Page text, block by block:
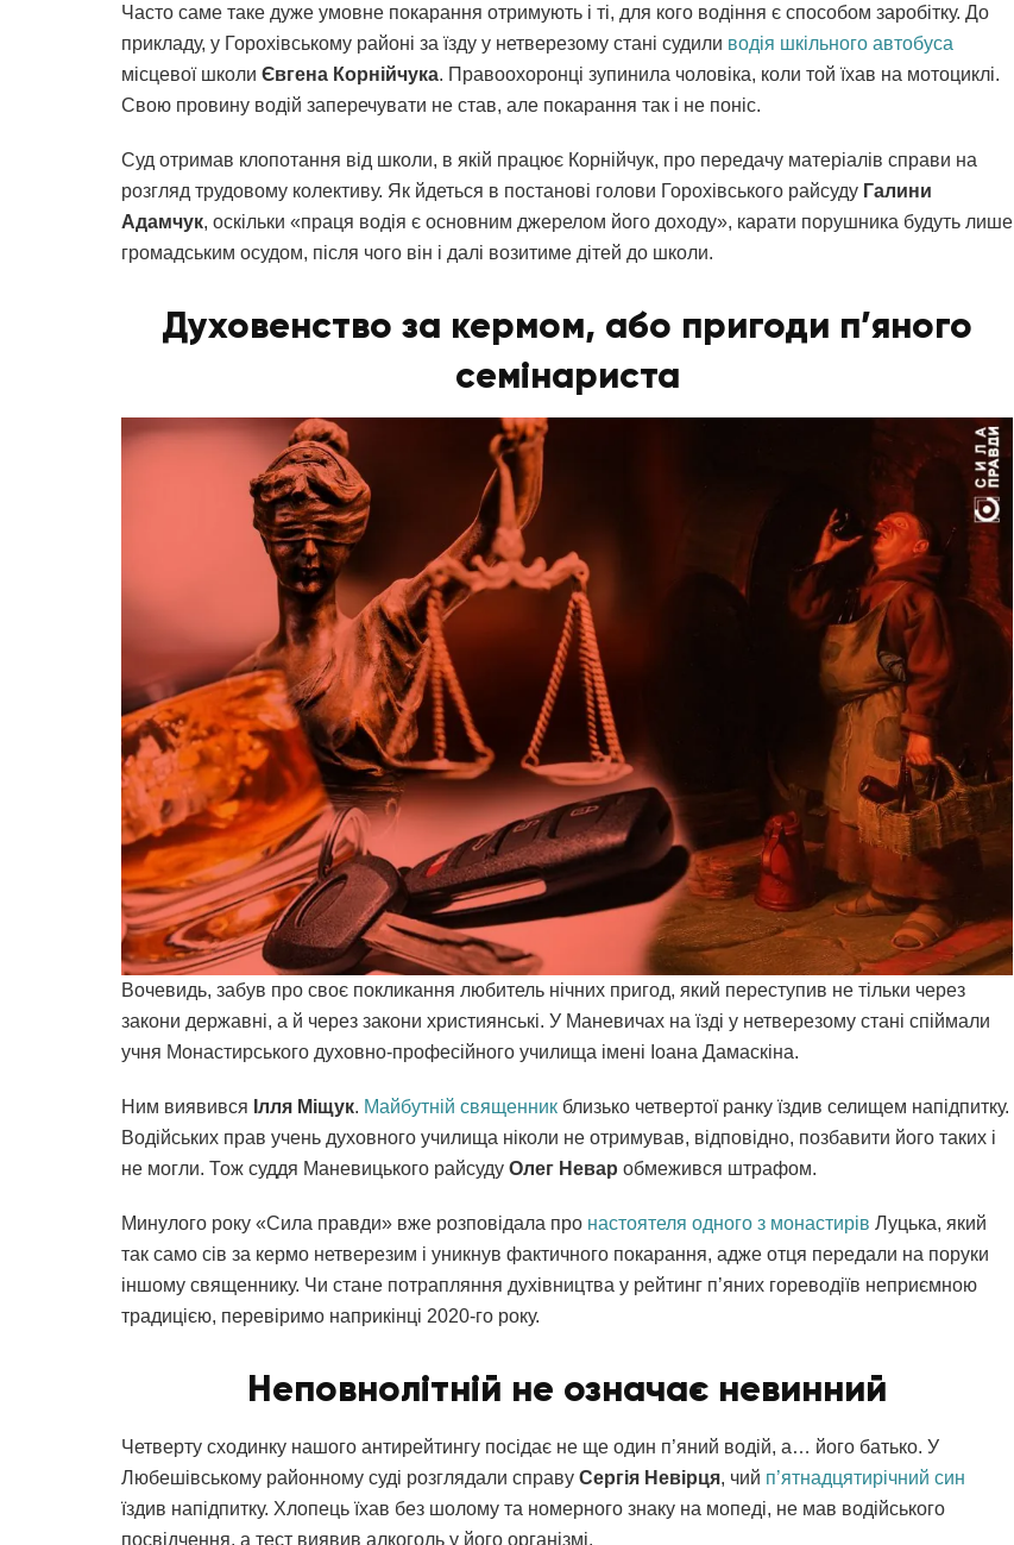
Часто саме таке дуже умовне покарання отримують і ті, для кого водіння є способом заробітку. До
прикладу, у Горохівському районі за їзду у нетверезому стані судили водія шкільного автобуса
місцевої школи Євгена Корнійчука. Правоохоронці зупинила чоловіка, коли той їхав на мотоциклі.
Свою провину водій заперечувати не став, але покарання так і не поніс.
Суд отримав клопотання від школи, в якій працює Корнійчук, про передачу матеріалів справи на
розгляд трудовому колективу. Як йдеться в постанові голови Горохівського райсуду Галини
Адамчук, оскільки «праця водія є основним джерелом його доходу», карати порушника будуть лише
громадським осудом, після чого він і далі возитиме дітей до школи.
Духовенство за кермом, або пригоди п’яного
семінариста
Вочевидь, забув про своє покликання любитель нічних пригод, який переступив не тільки через
закони державні, а й через закони християнські. У Маневичах на їзді у нетверезому стані спіймали
учня Монастирського духовно-професійного училища імені Іоана Дамаскіна.
Ним виявився Ілля Міщук. Майбутній священник близько четвертої ранку їздив селищем напідпитку.
Водійських прав учень духовного училища ніколи не отримував, відповідно, позбавити його таких і
не могли. Тож суддя Маневицького райсуду Олег Невар обмежився штрафом.
Минулого року «Сила правди» вже розповідала про настоятеля одного з монастирів Луцька, який
так само сів за кермо нетверезим і уникнув фактичного покарання, адже отця передали на поруки
іншому священнику. Чи стане потрапляння духівництва у рейтинг п’яних гореводіїв неприємною
традицією, перевіримо наприкінці 2020-го року.
Неповнолітній не означає невинний
Четверту сходинку нашого антирейтингу посідає не ще один п’яний водій, а… його батько. У
Любешівському районному суді розглядали справу Сергія Невірця, чий п’ятнадцятирічний син
їздив напідпитку. Хлопець їхав без шолому та номерного знаку на мопеді, не мав водійського
посвідчення, а тест виявив алкоголь у його організмі.